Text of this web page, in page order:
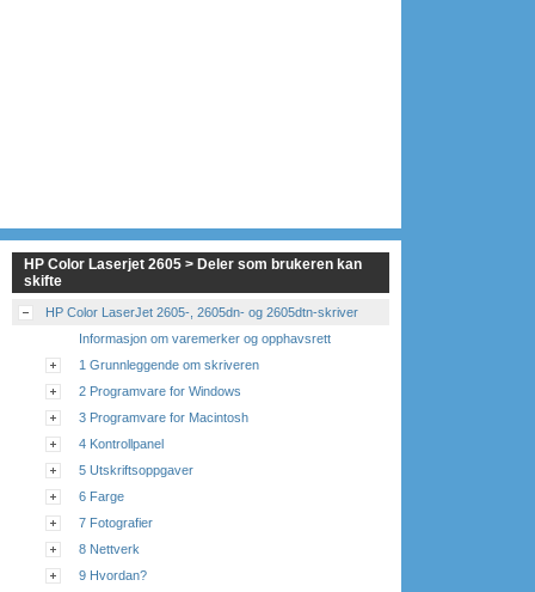
HP Color Laserjet 2605 > Deler som brukeren kan
skifte
HP Color LaserJet 2605-, 2605dn- og 2605dtn-skriver
Informasjon om varemerker og opphavsrett
1 Grunnleggende om skriveren
2 Programvare for Windows
3 Programvare for Macintosh
4 Kontrollpanel
5 Utskriftsoppgaver
6 Farge
7 Fotografier
8 Nettverk
9 Hvordan?